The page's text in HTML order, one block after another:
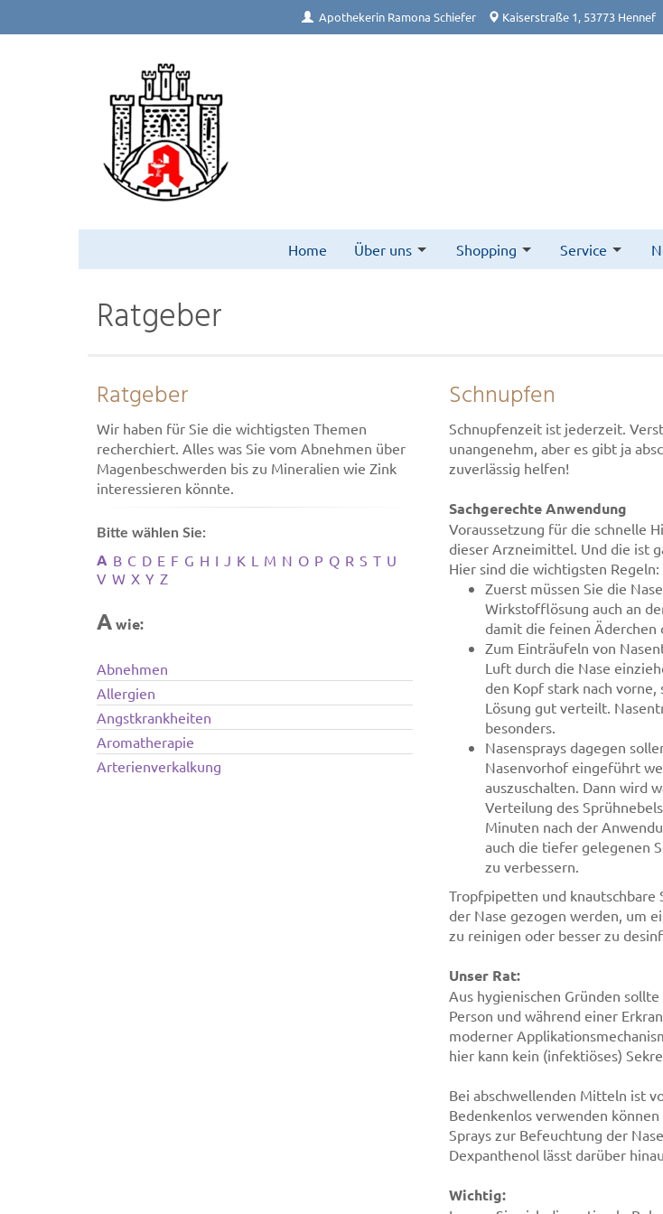
Apothekerin Ramona Schiefer Kaiserstraße 1, 53773 Hennef
Home Über uns Shopping Service
Ratgeber
Ratgeber
Wir haben für Sie die wichtigsten Themen
recherchiert. Alles was Sie vom Abnehmen über
Magenbeschwerden bis zu Mineralien wie Zink
interessieren könnte.
Bitte wählen Sie:
A B C D E F G H I J K L M N O P Q R S T U
V W X Y Z
Awie:
Abnehmen
Allergien
Angstkrankheiten
Aromatherapie
Arterienverkalkung
Schnupfen
Schnupfenzeit ist jederzeit.
unangenehm, aber es gibt ja
zuverlässig helfen!
Sachgerechte Anwendung
Voraussetzung für die schnelle
dieser Arzneimittel. Und die ist
Hier sind die wichtigsten Regeln:
Zuerst müssen Sie die
Wirkstofflösung auch an
damit die feinen
Zum Einträufeln von
Luft durch die Nase
den Kopf stark nach
Lösung gut verteilt.
besonders.
Nasensprays dagegen
Nasenvorhof eingeführt
auszuschalten. Dann wird
Verteilung des
Minuten nach der
auch die tiefer gelegenen
zu verbessern.
Tropfpipetten und knautschbare
der Nase gezogen werden, um
zu reinigen oder besser zu
Unser Rat:
Aus hygienischen Gründen
Person und während einer
moderner
hier kann kein (infektiöses)
Bei abschwellenden Mitteln ist
Bedenkenlos verwenden
Sprays zur Befeuchtung der
Dexpanthenol lässt darüber
Wichtig: